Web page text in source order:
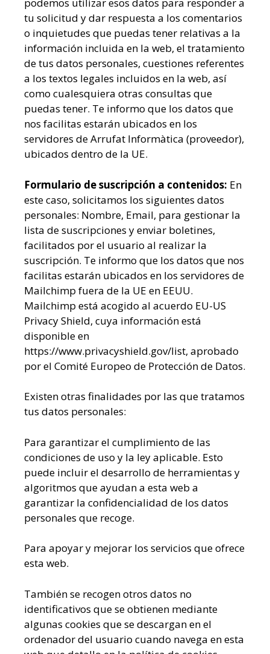
podemos utilizar esos datos para responder a
tu solicitud y dar respuesta a los comentarios
o inquietudes que puedas tener relativas a la
información incluida en la web, el tratamiento
de tus datos personales, cuestiones referentes
a los textos legales incluidos en la web, así
como cualesquiera otras consultas que
puedas tener. Te informo que los datos que
nos facilitas estarán ubicados en los
servidores de Arrufat Informàtica (proveedor),
ubicados dentro de la UE.
Formulario de suscripción a contenidos: En
este caso, solicitamos los siguientes datos
personales: Nombre, Email, para gestionar la
lista de suscripciones y enviar boletines,
facilitados por el usuario al realizar la
suscripción. Te informo que los datos que nos
facilitas estarán ubicados en los servidores de
Mailchimp fuera de la UE en EEUU.
Mailchimp está acogido al acuerdo EU-US
Privacy Shield, cuya información está
disponible en
https://www.privacyshield.gov/list, aprobado
por el Comité Europeo de Protección de Datos.
Existen otras finalidades por las que tratamos
tus datos personales:
Para garantizar el cumplimiento de las
condiciones de uso y la ley aplicable. Esto
puede incluir el desarrollo de herramientas y
algoritmos que ayudan a esta web a
garantizar la confidencialidad de los datos
personales que recoge.
Para apoyar y mejorar los servicios que ofrece
esta web.
También se recogen otros datos no
identificativos que se obtienen mediante
algunas cookies que se descargan en el
ordenador del usuario cuando navega en esta